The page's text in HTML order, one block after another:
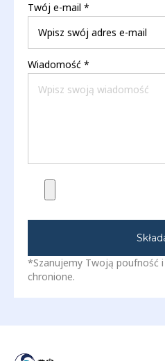
Twój e-mail *
Wiadomość *
*Szanujemy Twoją poufność
chronione.